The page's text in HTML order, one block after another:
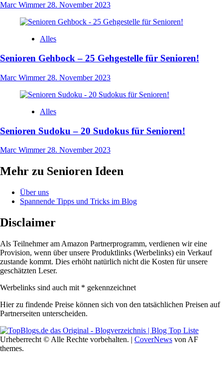
Marc Wimmer 28. November 2023
Alles
Senioren Gehbock – 25 Gehgestelle für Senioren!
Marc Wimmer 28. November 2023
Alles
Senioren Sudoku – 20 Sudokus für Senioren!
Marc Wimmer 28. November 2023
Mehr zu Senioren Ideen
Über uns
Spannende Tipps und Tricks im Blog
Disclaimer
Als Teilnehmer am Amazon Partnerprogramm, verdienen wir eine
Provision, wenn über unsere Produktlinks (Werbelinks) ein Verkauf
zustande kommt. Dies erhöht natürlich nicht die Kosten für unsere
geschätzten Leser.
Werbelinks sind auch mit * gekennzeichnet
Hier zu findende Preise können sich von den tatsächlichen Preisen auf
Partnerseiten unterscheiden.
Urheberrecht © Alle Rechte vorbehalten. | CoverNews von AF
themes.